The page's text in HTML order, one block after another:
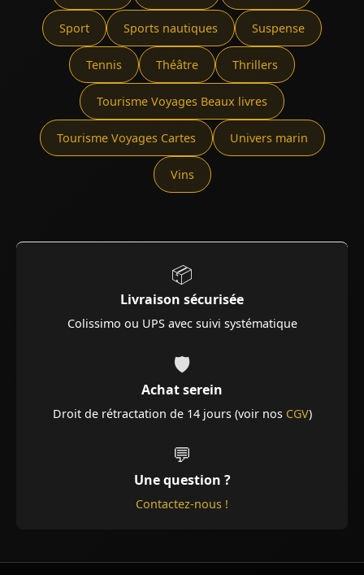
Sport Sports nautiques Suspense
Tennis Théâtre Thrillers
Tourisme Voyages Beaux livres
Tourisme Voyages Cartes Univers marin
Vins
📦
Livraison sécurisée
Colissimo ou UPS avec suivi systématique
🛡️
Achat serein
Droit de rétractation de 14 jours (voir nos CGV)
💬
Une question ?
Contactez-nous !